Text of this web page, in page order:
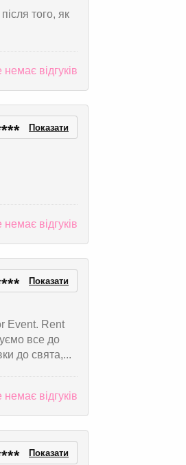
того, як
відгуків
*** Показати
відгуків
*** Показати
Event. Rent
все до
до свята,...
відгуків
*** Показати